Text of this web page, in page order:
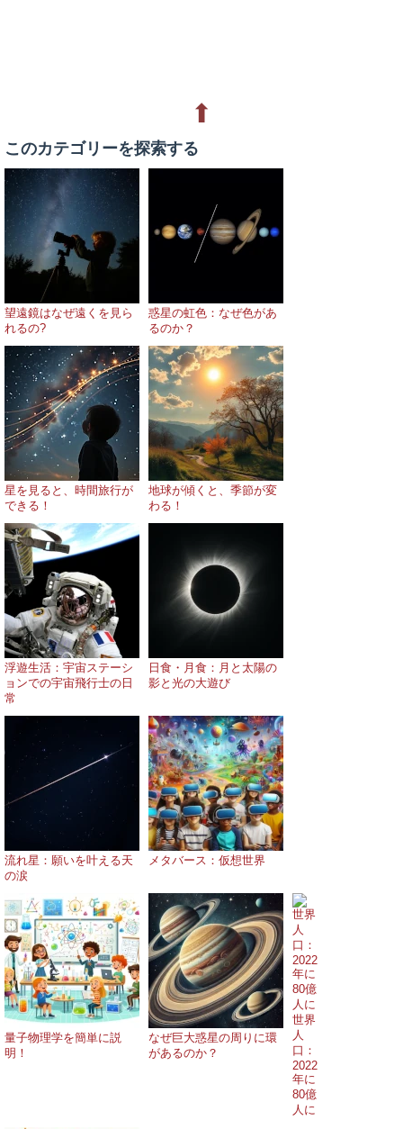
⬆
このカテゴリーを探索する
望遠鏡はなぜ遠くを見ら
れるの?
惑星の虹色：なぜ色があ
るのか？
星を見ると、時間旅行が
できる！
地球が傾くと、季節が変
わる！
浮遊生活：宇宙ステーシ
ョンでの宇宙飛行士の日
常
日食・月食：月と太陽の
影と光の大遊び
流れ星：願いを叶える天
の涙
メタバース：仮想世界
量子物理学を簡単に説
明！
なぜ巨大惑星の周りに環
があるのか？
世界
人
口：
2022
年に
80億
人に